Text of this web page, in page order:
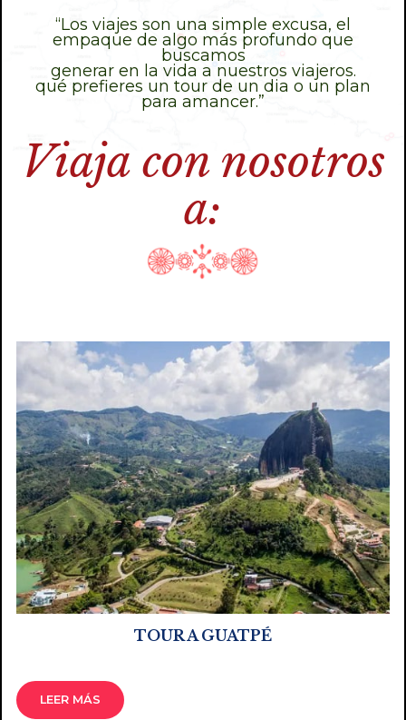
“Los viajes son una simple excusa, el
empaque de algo más profundo que
buscamos
generar en la vida a nuestros viajeros.
qué prefieres un tour de un dia o un plan
para amancer.”
Viaja con nosotros
a:
TOUR A GUATPÉ
LEER MÁS